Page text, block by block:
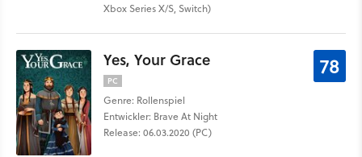
Xbox Series X/S, Switch)
Yes, Your Grace
PC
Genre: Rollenspiel
Entwickler: Brave At Night
Release: 06.03.2020 (PC)
78